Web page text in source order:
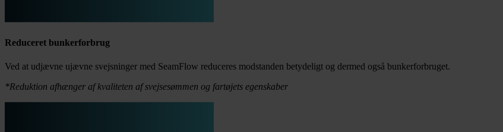
Reduceret bunkerforbrug
Ved at udjævne ujævne svejsninger med SeamFlow reduceres modstanden betydeligt og dermed også bunkerforbruget.
*Reduktion afhænger af kvaliteten af svejsesømmen og fartøjets egenskaber